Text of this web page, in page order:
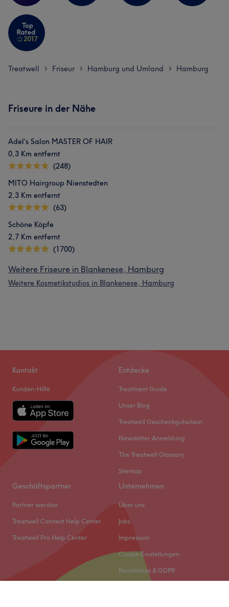
Treatwell > Friseur > Hamburg und Umland > Hamburg
Friseure in der Nähe
Adel‘s Salon MASTER OF HAIR
0,3 Km entfernt
(248)
MITO Hairgroup Nienstedten
2,3 Km entfernt
(63)
Schöne Köpfe
2,7 Km entfernt
(1700)
Weitere Friseure in Blankenese, Hamburg
Weitere Kosmetikstudios in Blankenese, Hamburg
Kontakt
Kunden-Hilfe
Entdecke
Treatment Guide
Unser Blog
Treatwell Geschenkgutschein
Newsletter Anmeldung
The Treatwell Glossary
Sitemap
Geschäftspartner
Partner werden
Treatwell Connect Help Center
Treatwell Pro Help Center
Unternehmen
Über uns
Jobs
Impressum
Cookie-Einstellungen
Rechtliches & GDPR